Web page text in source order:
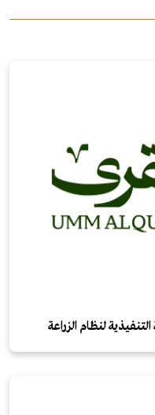
لنظام الزراعة